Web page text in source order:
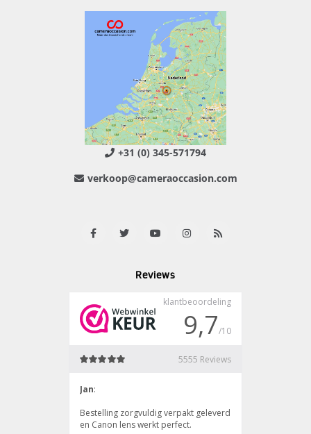
+31 (0) 345-571794
verkoop@cameraoccasion.com
Reviews